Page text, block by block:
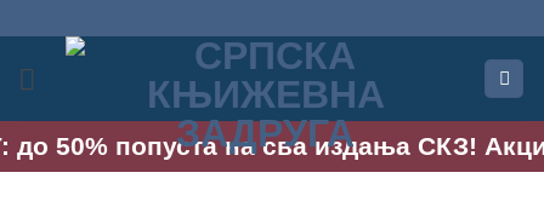
садржај
50% попуста на сва издања СКЗ!